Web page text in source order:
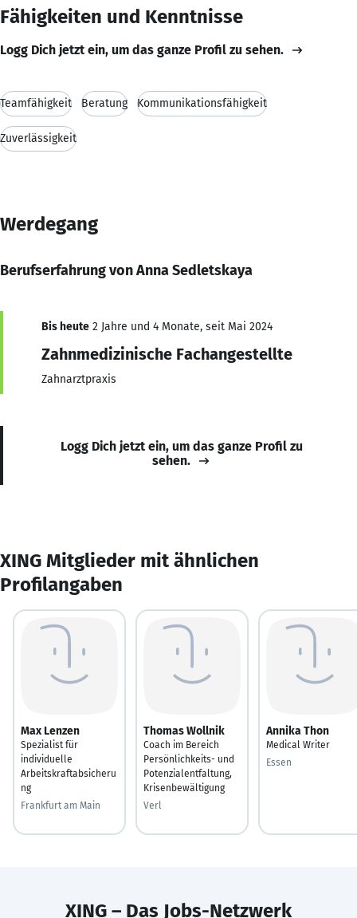
Fähigkeiten und Kenntnisse
Logg Dich jetzt ein, um das ganze Profil zu sehen.
Teamfähigkeit Beratung Kommunikationsfähigkeit
Zuverlässigkeit
Werdegang
Berufserfahrung von Anna Sedletskaya
Bis heute 2 Jahre und 4 Monate, seit Mai 2024
Zahnmedizinische Fachangestellte
Zahnarztpraxis
Logg Dich jetzt ein, um das ganze Profil zu
sehen.
XING Mitglieder mit ähnlichen
Profilangaben
Max Lenzen
Spezialist für
individuelle
Arbeitskraftabsicheru
ng
Frankfurt am Main
Thomas Wollnik
Coach im Bereich
Persönlichkeits- und
Potenzialentfaltung,
Krisenbewältigung
Verl
Annika Thon
Medical Writer
Essen
XING – Das Jobs-Netzwerk